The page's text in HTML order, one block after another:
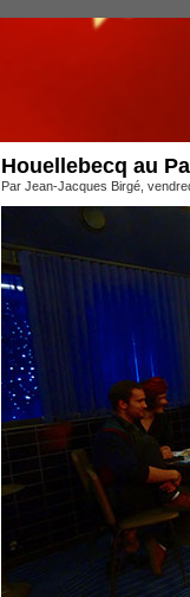
Houellebecq au
Par Jean-Jacques Birgé,